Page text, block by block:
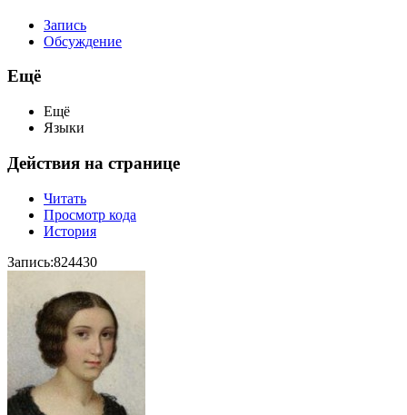
Запись
Обсуждение
Ещё
Ещё
Языки
Действия на странице
Читать
Просмотр кода
История
Запись:824430